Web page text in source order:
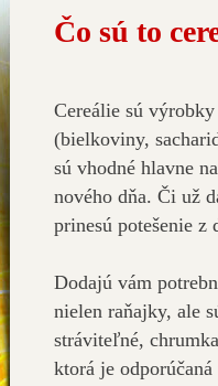
Čo sú to
Cereálie sú
(bielkoviny,
sú vhodné hlavne
nového dňa. Či už
prinesú potešenie
Dodajú vám
nielen raňajky, ale
stráviteľné,
ktorá je